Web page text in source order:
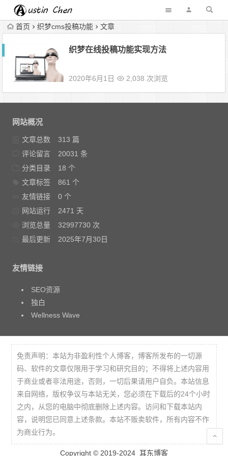
首页 织梦cms投稿功能 文章
织梦在线投稿功能实现方法
2020年6月1日 2,038 次浏览
网站概况
文章总数
313 篇
评论留言
20031 条
分类目录
18 个
文章标签
861 个
友情链接
0 个
网站运行
2471 天
浏览总量
32997730 次
最后更新
2025年7月30日
友情链接
SEO资源
独白
Wellness Wave
免责声明：本站为非盈利性个人博客，博客所发布的一切源
码、软件的文章仅限用于学习和研究目的；不得将上述内容用
于商业或者非法用途，否则，一切后果请用户自负。本站信息
来自网络，版权争议与本站无关，您必须在下载后的24个小时
之内，从您的电脑中彻底删除上述内容。访问和下载本站内
容，说明您已同意上述条款。本站不贩卖软件，所有内容不作
为商业行为。
Copyright © 2019-2024 耳东博客